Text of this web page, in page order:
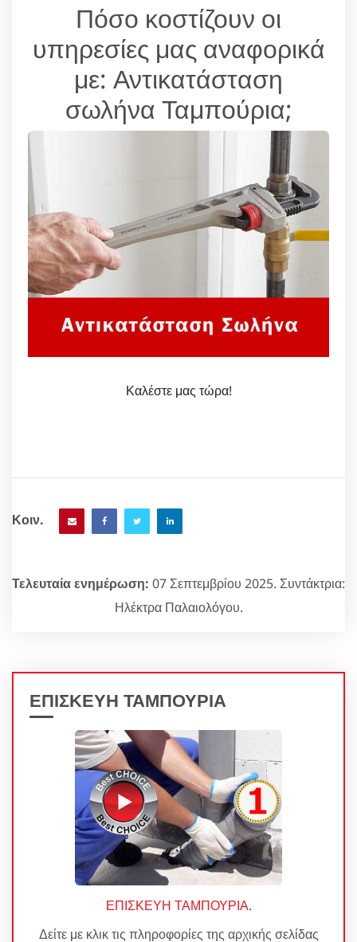
Πόσο κοστίζουν οι
υπηρεσίες μας αναφορικά
με: Αντικατάσταση
σωλήνα Ταμπούρια;
Καλέστε μας τώρα!
Κοιν.
Τελευταία ενημέρωση: 07 Σεπτεμβρίου 2025. Συντάκτρια:
Ηλέκτρα Παλαιολόγου.
ΕΠΙΣΚΕΥΗ ΤΑΜΠΟΥΡΙΑ
ΕΠΙΣΚΕΥΗ ΤΑΜΠΟΥΡΙΑ.
Δείτε με κλικ τις πληροφορίες της αρχικής σελίδας